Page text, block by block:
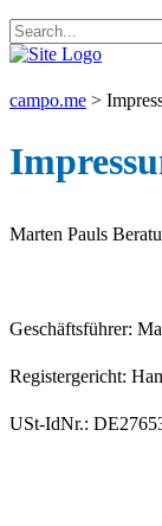
campo.me >
Marten Pauls
Geschäftsführer:
Registergericht:
USt-IdNr.: